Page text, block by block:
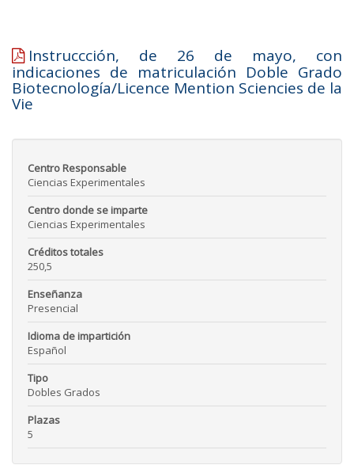
Instruccción, de 26 de mayo, con
indicaciones de matriculación Doble Grado
Biotecnología/Licence Mention Sciencies de la
Vie
Centro Responsable
Ciencias Experimentales
Centro donde se imparte
Ciencias Experimentales
Créditos totales
250,5
Enseñanza
Presencial
Idioma de impartición
Español
Tipo
Dobles Grados
Plazas
5